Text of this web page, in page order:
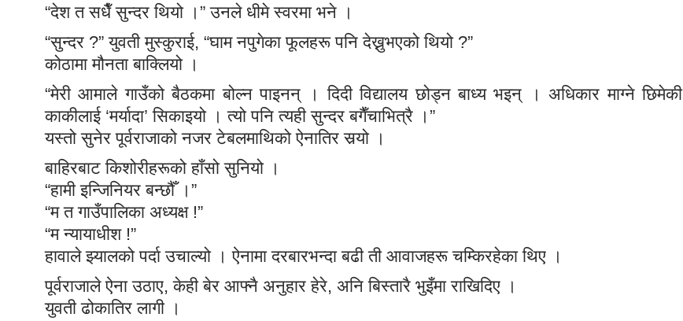
“देश त सधैँ सुन्दर थियो ।” उनले धीमे स्वरमा भने ।
“सुन्दर ?” युवती मुस्कुराई, “घाम नपुगेका फूलहरू पनि देख्नुभएको थियो ?”
कोठामा मौनता बाक्लियो ।
“मेरी आमाले गाउँको बैठकमा बोल्न पाइनन् । दिदी विद्यालय छोड्न बाध्य भइन् । अधिकार माग्ने छिमेकी
काकीलाई ‘मर्यादा’ सिकाइयो । त्यो पनि त्यही सुन्दर बगैँचाभित्रै ।”
यस्तो सुनेर पूर्वराजाको नजर टेबलमाथिको ऐनातिर सर्‍यो ।
बाहिरबाट किशोरीहरूको हाँसो सुनियो ।
“हामी इन्जिनियर बन्छौँ ।”
“म त गाउँपालिका अध्यक्ष !”
“म न्यायाधीश !”
हावाले झ्यालको पर्दा उचाल्यो । ऐनामा दरबारभन्दा बढी ती आवाजहरू चम्किरहेका थिए ।
पूर्वराजाले ऐना उठाए, केही बेर आफ्नै अनुहार हेरे, अनि बिस्तारै भुइँमा राखिदिए ।
युवती ढोकातिर लागी ।